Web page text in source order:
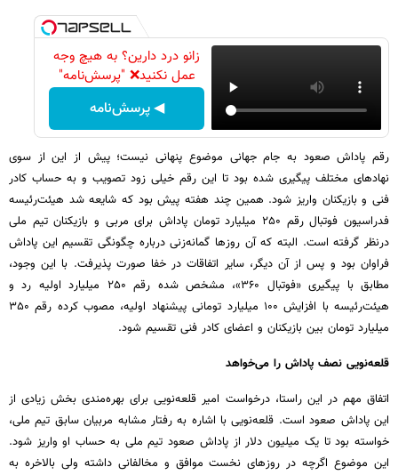
زانو درد دارین؟ به هیچ وجه
عمل نکنید❌ "پرسش‌نامه"
◀ پرسش‌نامه
رقم پاداش صعود به جام جهانی موضوع پنهانی نیست؛ پیش از این از سوی
نهادهای مختلف پیگیری شده بود تا این رقم خیلی زود تصویب و به حساب کادر
فنی و بازیکنان واریز شود. همین چند هفته پیش بود که شایعه شد هیئت‌رئیسه
فدراسیون فوتبال رقم ۲۵۰ میلیارد تومان پاداش برای مربی و بازیکنان تیم ملی
درنظر گرفته است. البته که آن روزها گمانه‌زنی درباره چگونگی تقسیم این پاداش
فراوان بود و پس از آن دیگر، سایر اتفاقات در خفا صورت پذیرفت. با این وجود،
مطابق با پیگیری «فوتبال ۳۶۰»، مشخص شده رقم ۲۵۰ میلیارد اولیه رد و
هیئت‌رئیسه با افزایش ۱۰۰ میلیارد تومانی پیشنهاد اولیه، مصوب کرده رقم ۳۵۰
میلیارد تومان بین بازیکنان و اعضای کادر فنی تقسیم شود.
قلعه‌نویی نصف پاداش را می‌خواهد
اتفاق مهم در این راستا، درخواست امیر قلعه‌نویی برای بهره‌مندی بخش زیادی از
این پاداش صعود است. قلعه‌نویی با اشاره به رفتار مشابه مربیان سابق تیم ملی،
خواسته بود تا یک میلیون دلار از پاداش صعود تیم ملی به حساب او واریز شود.
این موضوع اگرچه در روزهای نخست موافق و مخالفانی داشته ولی بالاخره به